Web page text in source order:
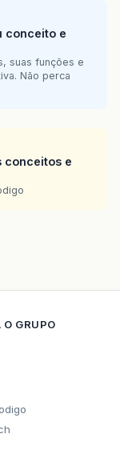
conceito e
suas funções e
Não perca
conceitos e
O GRUPO